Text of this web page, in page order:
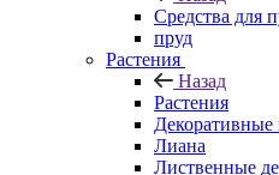
Средства для
пруд
Растения
Назад
Растения
Декоративные
Лиана
Лиственные